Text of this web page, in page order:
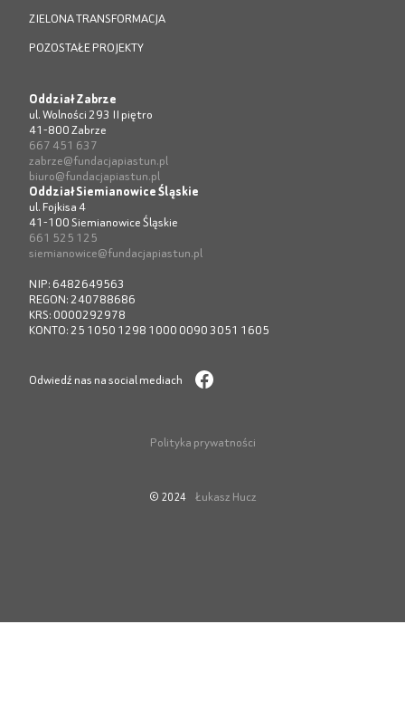
ZIELONA TRANSFORMACJA
POZOSTAŁE PROJEKTY
Oddział Zabrze
ul. Wolności 293 II piętro
41-800 Zabrze
667 451 637
zabrze@fundacjapiastun.pl
biuro@fundacjapiastun.pl
Oddział Siemianowice Śląskie
ul. Fojkisa 4
41-100 Siemianowice Śląskie
661 525 125
siemianowice@fundacjapiastun.pl
NIP: 6482649563
REGON: 240788686
KRS: 0000292978
KONTO: 25 1050 1298 1000 0090 3051 1605
Odwiedź nas na social mediach
© 2024 Łukasz Hucz
Polityka prywatności